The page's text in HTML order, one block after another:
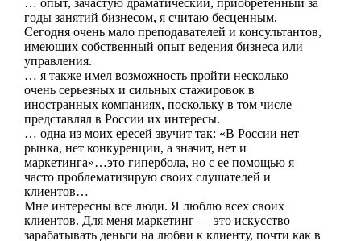
… опыт, зачастую драматический, приобретенный за
годы занятий бизнесом, я считаю бесценным.
Сегодня очень мало преподавателей и консультантов,
имеющих собственный опыт ведения бизнеса или
управления.
… я также имел возможность пройти несколько
очень серьезных и сильных стажировок в
иностранных компаниях, поскольку в том числе
представлял в России их интересы.
… одна из моих ересей звучит так: «В России нет
рынка, нет конкуренции, а значит, нет и
маркетинга»…это гипербола, но с ее помощью я
часто проблематизирую своих слушателей и
клиентов…
Мне интересны все люди. Я люблю всех своих
клиентов. Для меня маркетинг — это искусство
зарабатывать деньги на любви к клиенту, почти как в